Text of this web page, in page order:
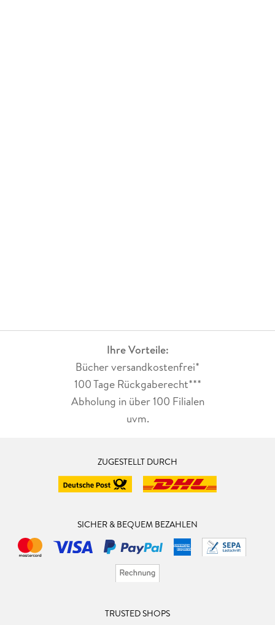
Ihre Vorteile:
Bücher versandkostenfrei*
100 Tage Rückgaberecht***
Abholung in über 100 Filialen
uvm.
ZUGESTELLT DURCH
SICHER & BEQUEM BEZAHLEN
TRUSTED SHOPS